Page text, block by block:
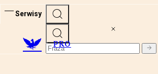
Serwisy
PRO